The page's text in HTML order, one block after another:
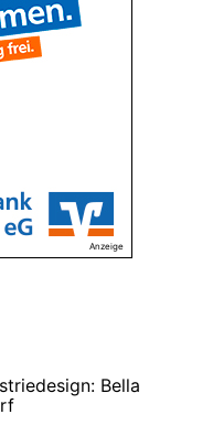
Anzeige
Bella